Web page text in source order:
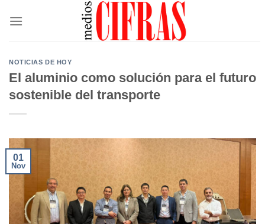
NOTICIAS DE HOY
El aluminio como solución para el futuro
sostenible del transporte
01
Nov